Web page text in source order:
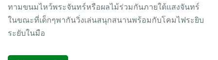
ทามขนมไหว้พระจันทร์หรือผลไม้ร่วมกันภายใต้แสงจันทร์
ในขณะที่เด็กๆพากันวิ่งเล่นสนุกสนานพร้อมกับโคมไฟระยิบ
ระยับในมือ